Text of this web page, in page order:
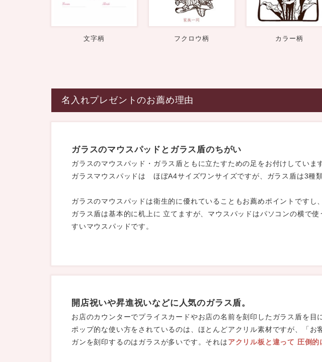
文字柄 フクロウ柄 カラー柄
名入れプレゼントのお薦め理由
ガラスのマウスパッドとガラス盾のちがい
ガラスのマウスパッド・ガラス盾ともに立たすための足をお付けしていま
ガラスマウスパッドは ほぼA4サイズワンサイズですが、ガラス盾は3種
ガラスのマウスパッドは衛生的に優れていることもお薦めポイントですし、
ガラス盾は基本的に机上に 立てますが、マウスパッドはパソコンの横で
すいマウスパッドです。
開店祝いや昇進祝いなどに人気のガラス盾。
お店のカウンターでプライスカードやお店の名前を刻印したガラス盾を目
ポップ的な使い方をされているのは、ほとんどアクリル素材ですが、「
ガンを刻印するのはガラスが多いです。それはアクリル板と違って 圧倒的